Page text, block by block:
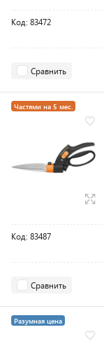
Код: 83472
Сравнить
Частями на 5 мес.
Код: 83487
Сравнить
Разумная цена